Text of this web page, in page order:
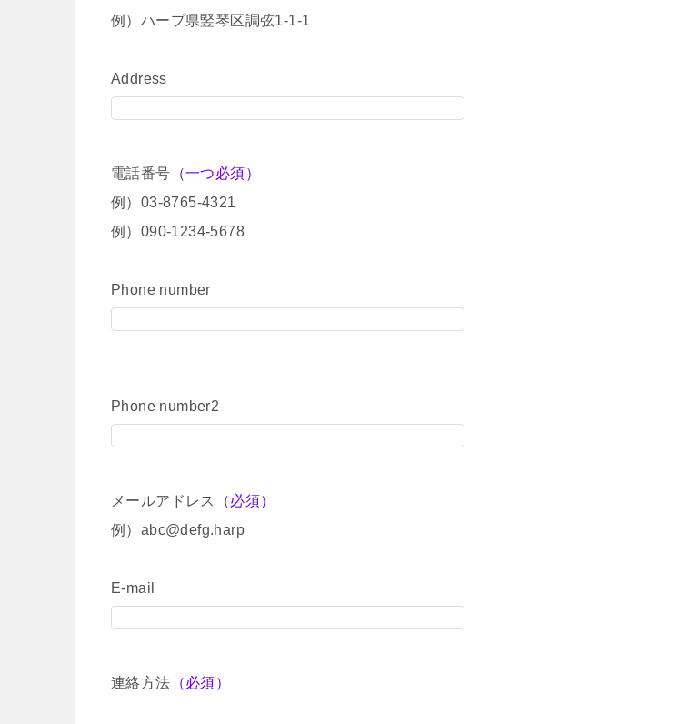
例）ハープ県竪琴区調弦1-1-1
Address
電話番号 （一つ必須）
例）03-8765-4321
例）090-1234-5678
Phone number
Phone number2
メールアドレス
（必須）
例）abc@defg.harp
E-mail
連絡方法 （必須）